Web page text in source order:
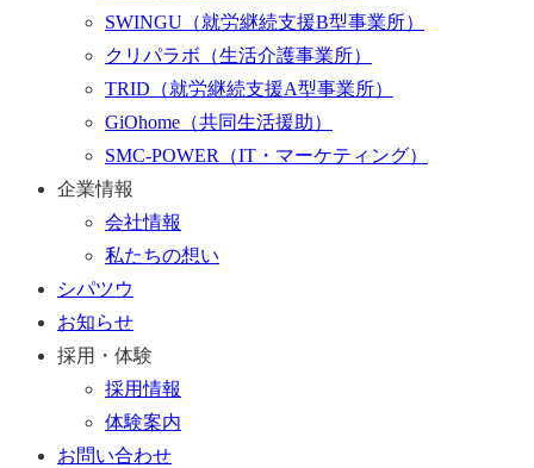
SWINGU （就労継続支援B型事業所）
クリパラボ （生活介護事業所）
TRID （就労継続支援A型事業所）
GiOhome （共同生活援助）
SMC-POWER
（IT・マーケティング）
企業情報
会社情報
私たちの想い
シパツウ
お知らせ
採用・体験
採用情報
体験案内
お問い合わせ